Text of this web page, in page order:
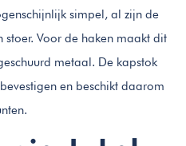
simpel, al zijn de
stoer. Voor de haken maakt dit
metaal. De kapstok
en beschikt daarom